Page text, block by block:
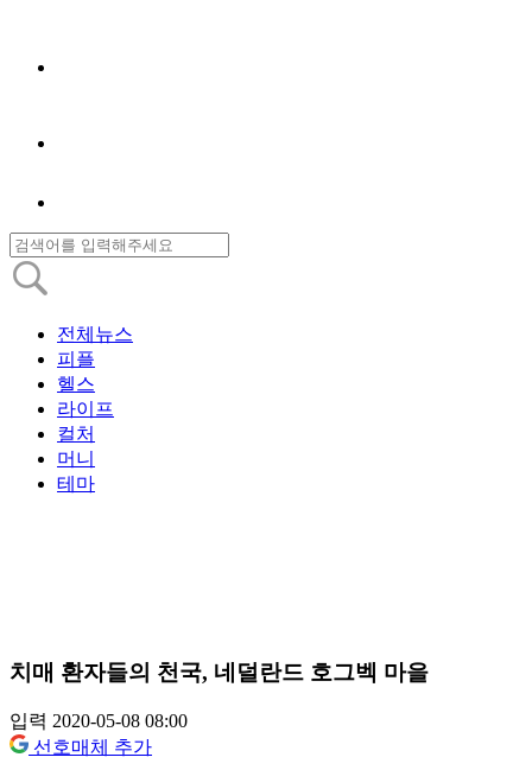
전체뉴스
피플
헬스
라이프
컬처
머니
테마
치매 환자들의 천국, 네덜란드 호그벡 마을
입력 2020-05-08 08:00
선호매체 추가